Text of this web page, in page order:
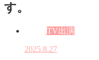
す。
TV出演
2025.8.27